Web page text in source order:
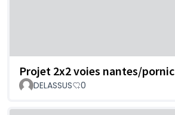
Projet 2x2 voies nantes/pornic
DELASSUS 0